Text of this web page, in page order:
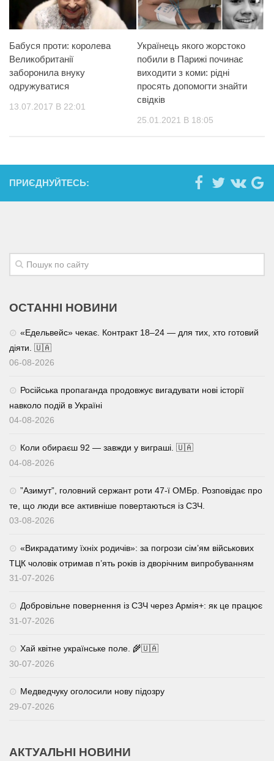
Бабуся проти: королева
Великобританії
заборонила внуку
одружуватися
13.07.2017 В 22:01
Українець якого жорстоко
побили в Парижі починає
виходити з коми: рідні
просять допомогти знайти
свідків
25.01.2021 В 18:05
ПРИЄДНУЙТЕСЬ:
ОСТАННІ НОВИНИ
«Едельвейс» чекає. Контракт 18–24 — для тих, хто готовий
діяти. 🇺🇦
06-08-2026
Російська пропаганда продовжує вигадувати нові історії
навколо подій в Україні
04-08-2026
Коли обираєш 92 — завжди у виграші. 🇺🇦
04-08-2026
⁨”Азимут”, головний сержант роти 47-ї ОМБр. Розповідає про
те, що люди все активніше повертаються із СЗЧ.
03-08-2026
«Викрадатиму їхніх родичів»: за погрози сім’ям військових
ТЦК чоловік отримав п’ять років із дворічним випробуванням
31-07-2026
Добровільне повернення із СЗЧ через Армія+: як це працює
31-07-2026
Хай квітне українське поле. 🌾🇺🇦
30-07-2026
Медведчуку оголосили нову підозру
29-07-2026
АКТУАЛЬНІ НОВИНИ